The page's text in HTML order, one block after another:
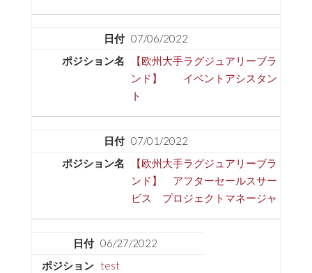
07/06/2022
【欧州大手ラグジュアリーブラ
ンド】 イベントアシスタン
ト
07/01/2022
【欧州大手ラグジュアリーブラ
ンド】 アフターセールスサー
ビス プロジェクトマネージャ
06/27/2022
test